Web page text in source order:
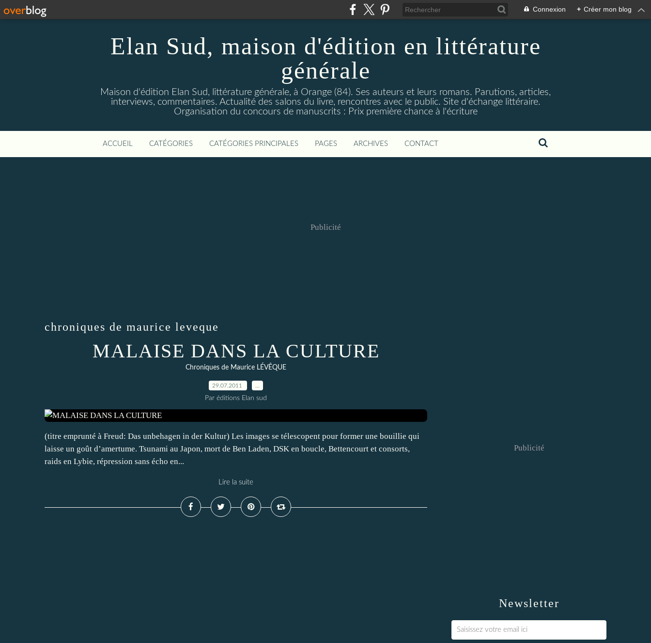
Connexion + Créer mon blog
Elan Sud, maison d'édition en littérature
générale
Maison d'édition Elan Sud, littérature générale, à Orange (84). Ses auteurs et leurs romans. Parutions, articles,
interviews, commentaires. Actualité des salons du livre, rencontres avec le public. Site d'échange littéraire.
Organisation du concours de manuscrits : Prix première chance à l'écriture
ACCUEIL CATÉGORIES CATÉGORIES PRINCIPALES PAGES ARCHIVES CONTACT
Publicité
chroniques de maurice leveque
MALAISE DANS LA CULTURE
Chroniques de Maurice LÉVÊQUE
29.07.2011
Par éditions Elan sud
(titre emprunté à Freud: Das unbehagen in der Kultur) Les images se télescopent pour former une bouillie qui
laisse un goût d’amertume. Tsunami au Japon, mort de Ben Laden, DSK en boucle, Bettencourt et consorts,
raids en Lybie, répression sans écho en...
Lire la suite
Newsletter
Publicité